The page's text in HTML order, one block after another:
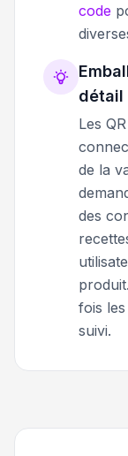
code
détail
Les
de la
des
fois
suivi.